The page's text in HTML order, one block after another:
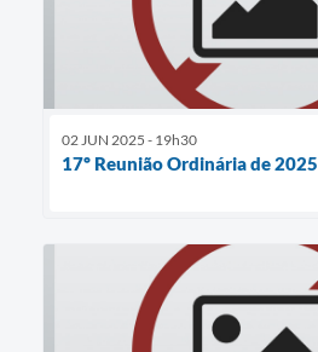
02 JUN 2025 - 19h30
17º Reunião Ordinária de 2025